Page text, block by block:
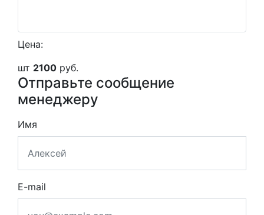
Цена:
шт 2100 руб.
Отправьте сообщение
менеджеру
Имя
E-mail